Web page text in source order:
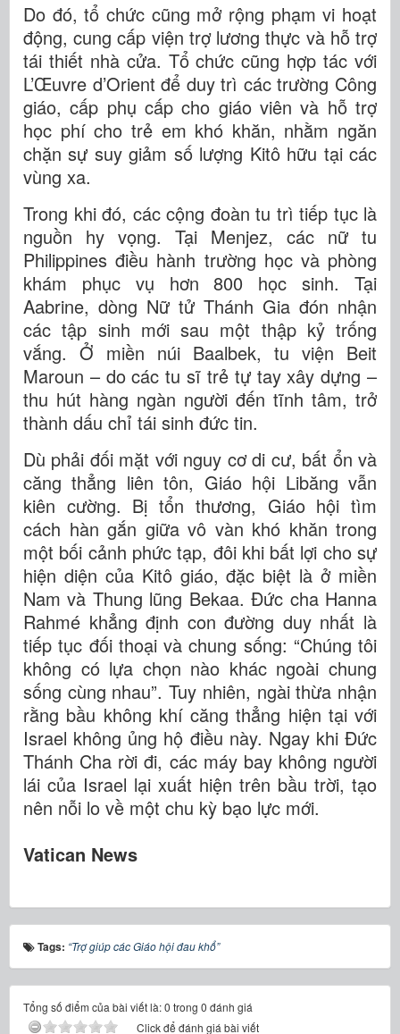
Do đó, tổ chức cũng mở rộng phạm vi hoạt
động, cung cấp viện trợ lương thực và hỗ trợ
tái thiết nhà cửa. Tổ chức cũng hợp tác với
L’Œuvre d’Orient để duy trì các trường Công
giáo, cấp phụ cấp cho giáo viên và hỗ trợ
học phí cho trẻ em khó khăn, nhằm ngăn
chặn sự suy giảm số lượng Kitô hữu tại các
vùng xa.
Trong khi đó, các cộng đoàn tu trì tiếp tục là
nguồn hy vọng. Tại Menjez, các nữ tu
Philippines điều hành trường học và phòng
khám phục vụ hơn 800 học sinh. Tại
Aabrine, dòng Nữ tử Thánh Gia đón nhận
các tập sinh mới sau một thập kỷ trống
vắng. Ở miền núi Baalbek, tu viện Beit
Maroun – do các tu sĩ trẻ tự tay xây dựng –
thu hút hàng ngàn người đến tĩnh tâm, trở
thành dấu chỉ tái sinh đức tin.
Dù phải đối mặt với nguy cơ di cư, bất ổn và
căng thẳng liên tôn, Giáo hội Libăng vẫn
kiên cường. Bị tổn thương, Giáo hội tìm
cách hàn gắn giữa vô vàn khó khăn trong
một bối cảnh phức tạp, đôi khi bất lợi cho sự
hiện diện của Kitô giáo, đặc biệt là ở miền
Nam và Thung lũng Bekaa. Đức cha Hanna
Rahmé khẳng định con đường duy nhất là
tiếp tục đối thoại và chung sống: “Chúng tôi
không có lựa chọn nào khác ngoài chung
sống cùng nhau”. Tuy nhiên, ngài thừa nhận
rằng bầu không khí căng thẳng hiện tại với
Israel không ủng hộ điều này. Ngay khi Đức
Thánh Cha rời đi, các máy bay không người
lái của Israel lại xuất hiện trên bầu trời, tạo
nên nỗi lo về một chu kỳ bạo lực mới.
Vatican News
Tags: “Trợ giúp các Giáo hội đau khổ”
Tổng số điểm của bài viết là: 0 trong 0 đánh giá
Click để đánh giá bài viết